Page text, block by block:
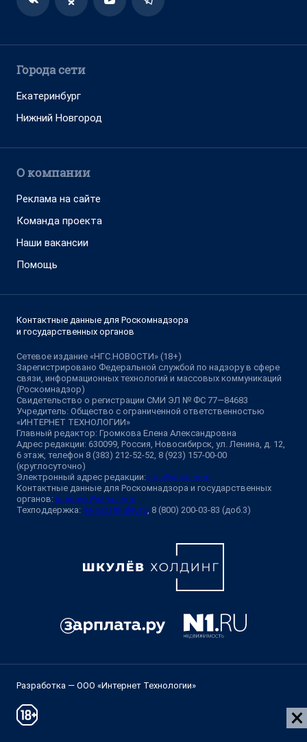
Города сети
Екатеринбург
Нижний Новгород
О компании
Реклама на сайте
Команда проекта
Наши вакансии
Помощь
Контактные данные для Роскомнадзора
и государственных органов
Сетевое издание «НГС.НОВОСТИ» (18+)
Зарегистрировано Федеральной службой по надзору в сфере
связи, информационных технологий и массовых коммуникаций
(Роскомнадзор)
Свидетельство о регистрации СМИ ЭЛ № ФС 77—84683
Учредитель: Общество с ограниченной ответственностью
«ИНТЕРНЕТ ТЕХНОЛОГИИ»
Главный редактор: Громкова Елена Александровна
Адрес редакции: 630099, Россия, Новосибирск, ул. Ленина, д. 12,
6 этаж, телефон 8 (383) 212-52-52, 8 (923) 157-00-00
(круглосуточно)
Электронный адрес редакции: ngs@shkulev.ru
Контактные данные для Роскомнадзора и государственных
органов: juristnsk@shkulev.ru
Техподдержка: help@shkulev.ru , 8 (800) 200-03-83 (доб.3)
Разработка — ООО «Интернет Технологии»